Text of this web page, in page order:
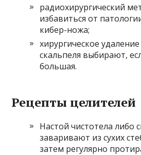
радиохирургический
избавиться от
кибер-ножа;
хирургическое
скальпеля выбирают,
большая.
Рецепты целителей
Настой чистотела либо
заваривают из сухих
затем регулярно